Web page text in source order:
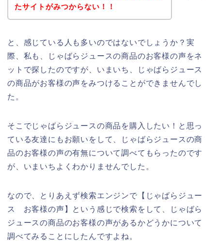
たサイトがみつからない！！
と、感じている人も多いのではないでしょうか？実
際、私も、じゃばらジュースの商品のお客様の声をネ
ットで探したのですが、いまいち、じゃばらジュース
の商品がお客様の声をみつけることができませんでし
た。
そこでじゃばらジュースの商品を購入したい！と思っ
ている友達にもお願いをして、じゃばらジュースの商
品のお客様の声の有無について調べてもらったのです
が、いまいちよくわかりませんでした。
なので、とりあえず検索エンジンで【じゃばらジュー
ス お客様の声】という感じで検索をして、じゃばら
ジュースの商品のお客様の声があるかどうかについて
調べてみることにしたんですよね。